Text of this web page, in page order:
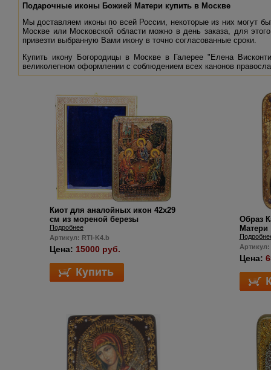
Подарочные иконы Божией Матери купить в Москве
Мы доставляем иконы по всей России, некоторые из них могут
Москве или Московской области можно в день заказа, для
привезти выбранную Вами икону в точно согласованные сроки.
Купить икону Богородицы в Москве в Галерее "Елена
великолепном оформлении с соблюдением всех канонов
Киот для аналойных икон 42х29
см из мореной березы
Подробнее
Артикул: RTI-K4.b
Цена: 15000 руб.
Образ
Матери
Артикул:
Цена: